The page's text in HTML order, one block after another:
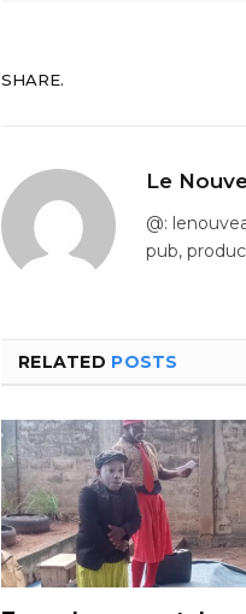
SHARE.
Le
@:
pub,
RELATED POSTS